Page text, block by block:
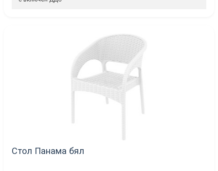
Стол Панама бял